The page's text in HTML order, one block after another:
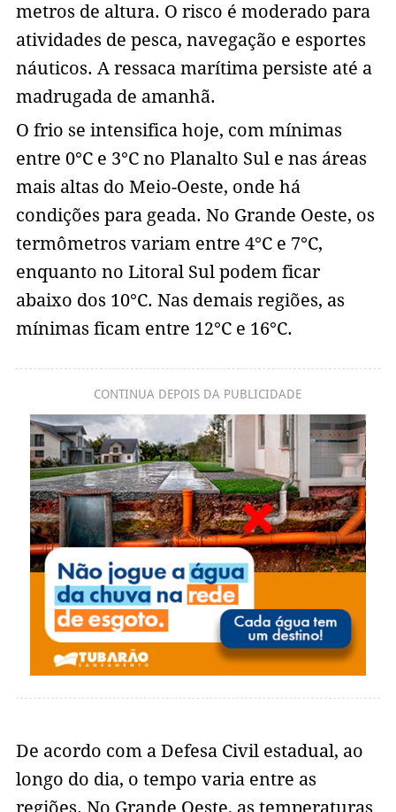
metros de altura. O risco é moderado para
atividades de pesca, navegação e esportes
náuticos. A ressaca marítima persiste até a
madrugada de amanhã.
O frio se intensifica hoje, com mínimas
entre 0°C e 3°C no Planalto Sul e nas áreas
mais altas do Meio-Oeste, onde há
condições para geada. No Grande Oeste, os
termômetros variam entre 4°C e 7°C,
enquanto no Litoral Sul podem ficar
abaixo dos 10°C. Nas demais regiões, as
mínimas ficam entre 12°C e 16°C.
CONTINUA DEPOIS DA PUBLICIDADE
De acordo com a Defesa Civil estadual, ao
longo do dia, o tempo varia entre as